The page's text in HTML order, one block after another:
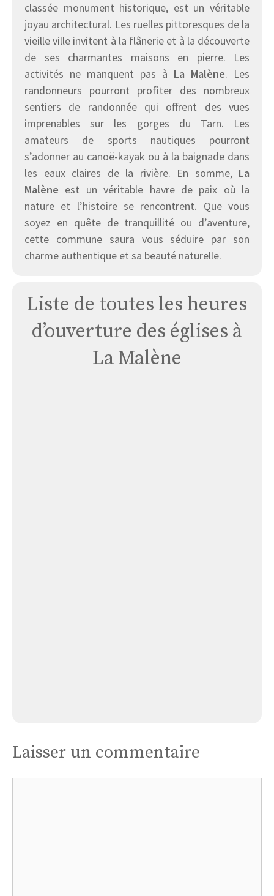
classée monument historique, est un véritable
joyau architectural. Les ruelles pittoresques de la
vieille ville invitent à la flânerie et à la découverte
de ses charmantes maisons en pierre. Les
activités ne manquent pas à La Malène. Les
randonneurs pourront profiter des nombreux
sentiers de randonnée qui offrent des vues
imprenables sur les gorges du Tarn. Les
amateurs de sports nautiques pourront
s’adonner au canoë-kayak ou à la baignade dans
les eaux claires de la rivière. En somme, La
Malène est un véritable havre de paix où la
nature et l’histoire se rencontrent. Que vous
soyez en quête de tranquillité ou d’aventure,
cette commune saura vous séduire par son
charme authentique et sa beauté naturelle.
Liste de toutes les heures
d’ouverture des églises à
La Malène
Laisser un commentaire